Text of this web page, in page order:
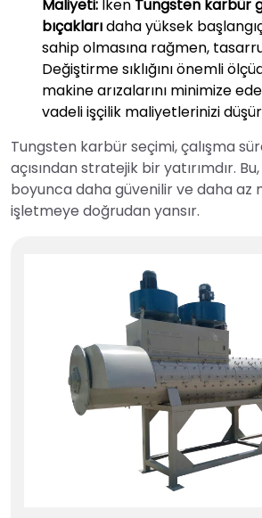
Maliyeti: İken Tungsten karbür
bıçaklarıdaha yüksek
sahip olmasına rağmen,
Değiştirme sıklığını önemli
makine arızalarını minimize
vadeli işçilik maliyetlerinizi
Tungsten karbür seçimi, çalışma
açısından stratejik bir yatırımdır.
boyunca daha güvenilir ve daha az
işletmeye doğrudan yansır.